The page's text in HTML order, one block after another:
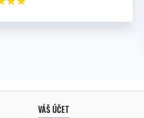
VÁŠ ÚČET